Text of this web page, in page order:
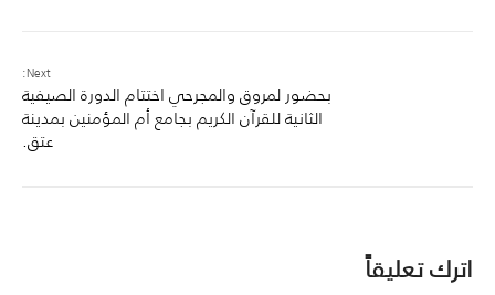
Next:
بحضور لمروق والمجرحي اختتام الدورة الصيفية
الثانية للقرآن الكريم بجامع أم المؤمنين بمدينة
عتق.
اترك تعليقاً